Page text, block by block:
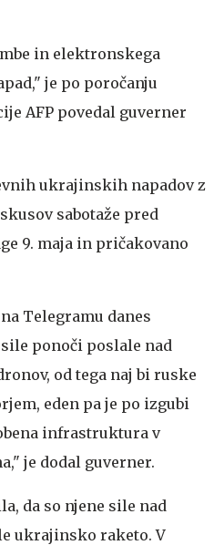
in elektronskega
je po poročanju
AFP povedal guverner
ukrajinskih napadov z
sabotaže pred
9. maja in pričakovano
Telegramu danes
ponoči poslale nad
od tega naj bi ruske
eden pa je po izgubi
infrastruktura v
je dodal guverner.
da so njene sile nad
ukrajinsko raketo. V